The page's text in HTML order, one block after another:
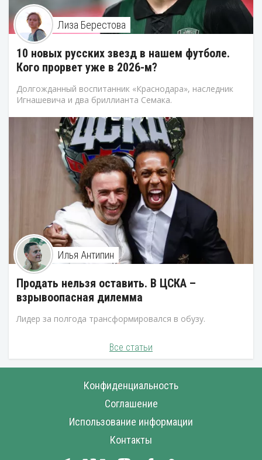
Лиза Берестова
10 новых русских звезд в нашем футболе.
Кого прорвет уже в 2026-м?
Долгожданный воспитанник «Краснодара», наследник
Игнашевича и два бриллианта Семака.
Илья Антипин
Продать нельзя оставить. В ЦСКА –
взрывоопасная дилемма
Лидер за полгода трансформировался в обузу.
Все статьи
Конфиденциальность
Соглашение
Использование информации
Контакты